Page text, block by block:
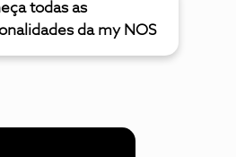
todas as
da my NOS